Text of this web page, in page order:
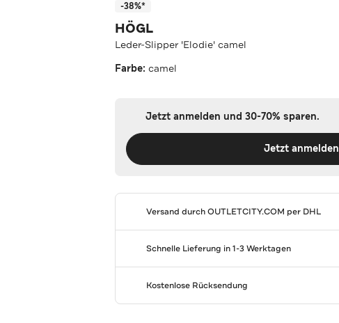
-38%*
HÖGL
Leder-Slipper 'Elodie' camel
Farbe:camel
Jetzt anmelden und 30-70% sparen.
Jetzt anmelden
Versand durchOUTLETCITY.COM per DHL
Schnelle Lieferung in 1-3 Werktagen
Kostenlose Rücksendung